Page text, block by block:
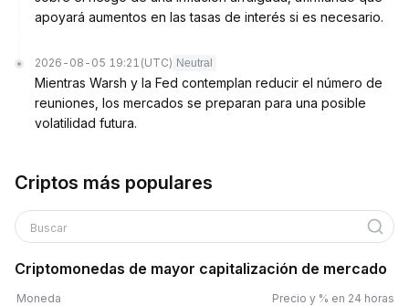
apoyará aumentos en las tasas de interés si es necesario.
2026-08-05 19:21 (UTC) Neutral
Mientras Warsh y la Fed contemplan reducir el número de
reuniones, los mercados se preparan para una posible
volatilidad futura.
Criptos más populares
Buscar
Criptomonedas de mayor capitalización de mercado
Moneda Precio y % en 24 horas